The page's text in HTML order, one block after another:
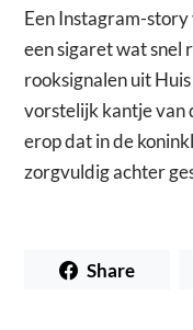
Een Instagram-
een sigaret wat snel
rooksignalen uit
vorstelijk kantje van
erop dat in de
zorgvuldig achter
Share